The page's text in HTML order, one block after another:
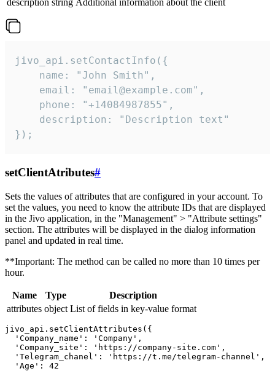
description string Additional information about the client
jivo_api.setContactInfo({
    name: "John Smith",
    email: "email@example.com",
    phone: "+14084987855",
    description: "Description text"
});
setClientAtributes#
Sets the values ​​of attributes that are configured in your account. To
set the values, you need to know the attribute IDs that are displayed
in the Jivo application, in the "Management" > "Attribute settings"
section. The attributes will be displayed in the dialog information
panel and updated in real time.
**Important: The method can be called no more than 10 times per
hour.
Name Type
Description
attributes object List of fields in key-value format
jivo_api.setClientAttributes({
  'Company_name': 'Company',
  'Company_site': 'https://company-site.com',
  'Telegram_chanel': 'https://t.me/telegram-channel',
  'Age': 42